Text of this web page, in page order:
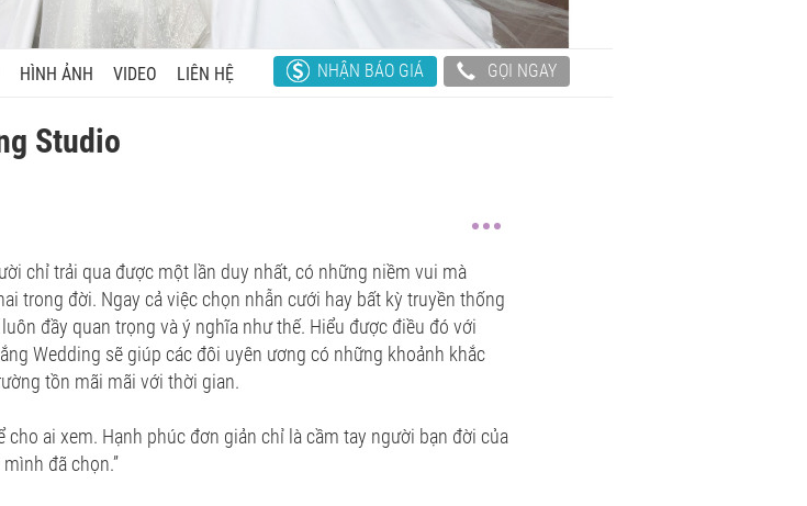
HÌNH ẢNH VIDEO LIÊN HỆ NHẬN BÁO GIÁ GỌI NGAY
Studio
chỉ trải qua được một lần duy nhất, có những niềm vui mà
trong đời. Ngay cả việc chọn nhẫn cưới hay bất kỳ truyền thống
đầy quan trọng và ý nghĩa như thế. Hiểu được điều đó với
Wedding sẽ giúp các đôi uyên ương có những khoảnh khắc
tồn mãi mãi với thời gian.
cho ai xem. Hạnh phúc đơn giản chỉ là cầm tay người bạn đời của
đã chọn.”